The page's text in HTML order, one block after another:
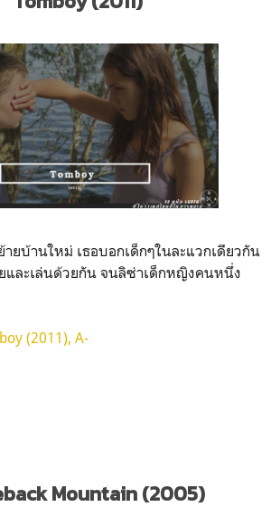
ยบ้านใหม่ เธอบอกเด็กๆในละแวกเดียวกัน
และเล่นด้วยกัน จนลิซ่าเด็กหญิงคนหนึ่ง
(2011), A-
Mountain (2005)